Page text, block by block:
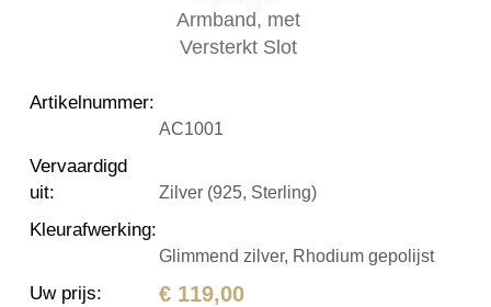
Artikelnummer:
AC1001
Vervaardigd
uit: Zilver (925, Sterling)
Kleurafwerking:
Glimmend zilver, Rhodium gepolijst
Uw prijs: € 119,00